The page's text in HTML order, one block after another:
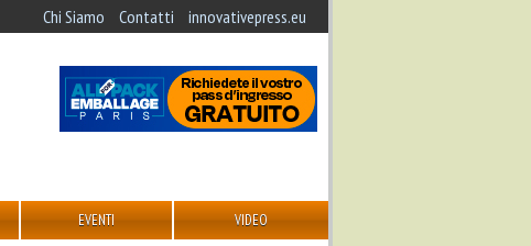
Chi Siamo Contatti innovativepress.eu
EVENTI VIDEO